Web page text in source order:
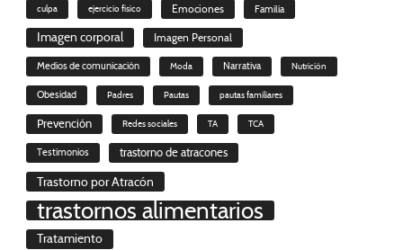
culpa ejercicio físico Emociones Familia
Imagen corporal Imagen Personal
Medios de comunicación Moda Narrativa Nutrición
Obesidad Padres Pautas pautas familiares
Prevención Redes sociales TA TCA
Testimonios trastorno de atracones
Trastorno por Atracón
trastornos alimentarios
Tratamiento